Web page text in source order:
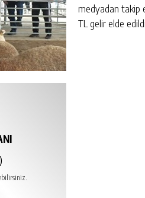
medyadan takip
TL gelir elde edildi.